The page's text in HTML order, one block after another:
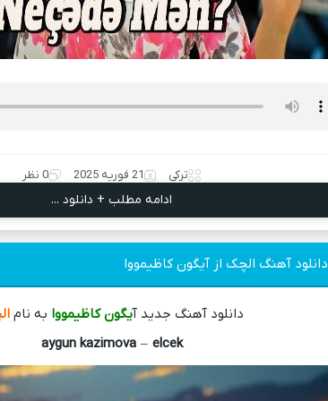
ترکی 21 فوریه 2025 0 نظر
ادامه مطلب + دانلود ...
دانلود آهنگ الچک از آیگون کاظیمووا
دانلود آهنگ جدید آیگون کاظیمووا به نام
aygun kazimova – elcek